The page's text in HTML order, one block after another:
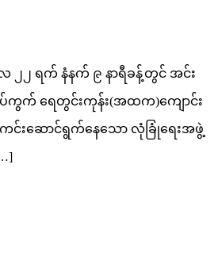
ရီလ ၂၂ ရက် နံနက် ၉ နာရီခန့်တွင် အင်း
ပ်ကွက် ရေတွင်းကုန်း(အထက)ကျောင်း
းဆောင်ရွက်နေသော လုံခြုံရေးအဖွဲ့